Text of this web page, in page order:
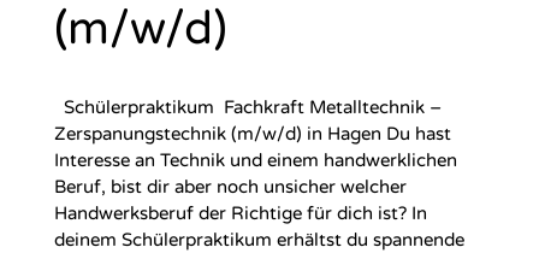
(m/w/d)
Schülerpraktikum Fachkraft Metalltechnik –
Zerspanungstechnik (m/w/d) in Hagen Du hast
Interesse an Technik und einem handwerklichen
Beruf, bist dir aber noch unsicher welcher
Handwerksberuf der Richtige für dich ist? In
deinem Schülerpraktikum erhältst du spannende